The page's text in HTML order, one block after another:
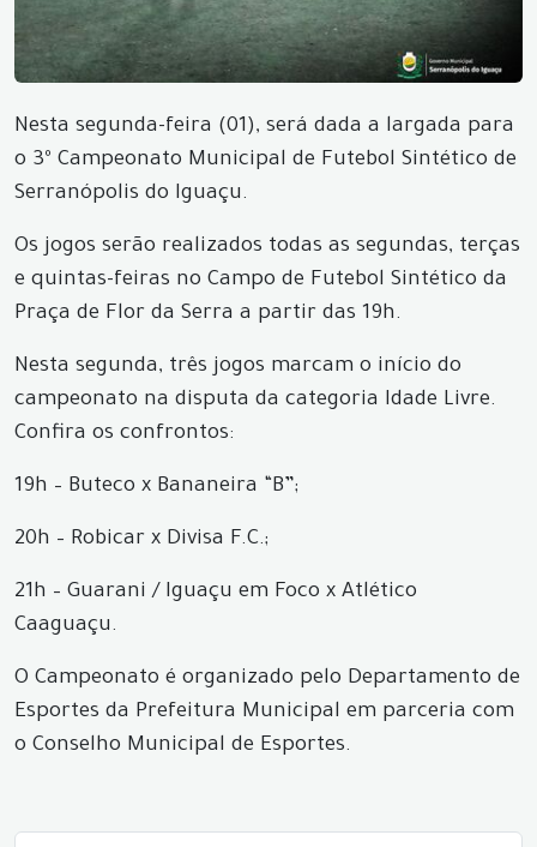
Nesta segunda-feira (01), será dada a largada para
o 3º Campeonato Municipal de Futebol Sintético de
Serranópolis do Iguaçu.
Os jogos serão realizados todas as segundas, terças
e quintas-feiras no Campo de Futebol Sintético da
Praça de Flor da Serra a partir das 19h.
Nesta segunda, três jogos marcam o início do
campeonato na disputa da categoria Idade Livre.
Confira os confrontos:
19h – Buteco x Bananeira “B”;
20h – Robicar x Divisa F.C.;
21h – Guarani / Iguaçu em Foco x Atlético
Caaguaçu.
O Campeonato é organizado pelo Departamento de
Esportes da Prefeitura Municipal em parceria com
o Conselho Municipal de Esportes.